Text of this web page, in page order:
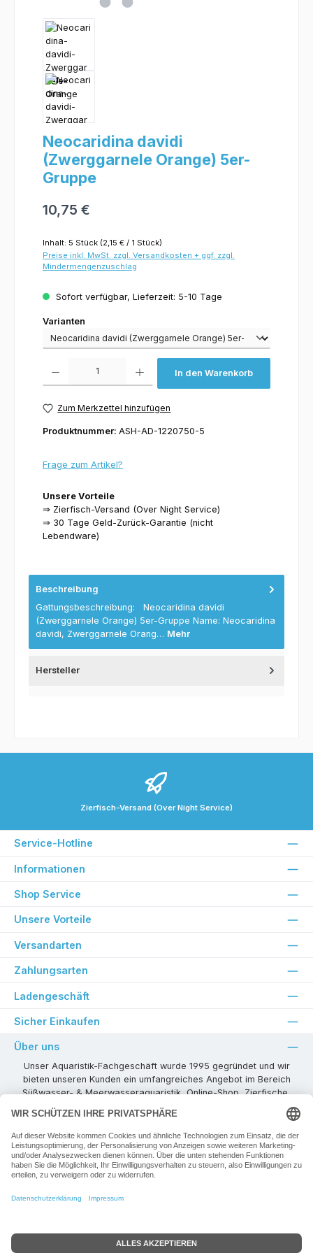
Neocaridina davidi
(Zwerggarnele Orange) 5er-
Gruppe
10,75 €
Inhalt: 5 Stück (2,15 € / 1 Stück)
Preise inkl. MwSt. zzgl. Versandkosten + ggf. zzgl.
Mindermengenzuschlag
Sofort verfügbar, Lieferzeit: 5-10 Tage
Varianten
Varianten
In den Warenkorb
Zum Merkzettel hinzufügen
Produktnummer: ASH-AD-1220750-5
Frage zum Artikel?
Unsere Vorteile
⇒ Zierfisch-Versand (Over Night Service)
⇒ 30 Tage Geld-Zurück-Garantie (nicht
Lebendware)
Beschreibung
Gattungsbeschreibung: Neocaridina davidi
(Zwerggarnele Orange) 5er-Gruppe Name: Neocaridina
davidi, Zwerggarnele Orang… Mehr
Hersteller
Zierfisch-Versand (Over Night Service)
Service-Hotline
Informationen
Shop Service
Unsere Vorteile
Versandarten
Zahlungsarten
Ladengeschäft
Sicher Einkaufen
Über uns
Unser Aquaristik-Fachgeschäft wurde 1995 gegründet und wir
bieten unseren Kunden ein umfangreiches Angebot im Bereich
Süßwasser- & Meerwasseraquaristik, Online-Shop, Zierfische,
Pflanzen, Aquarienkombinationen, Technikzubehör usw. ! Als
kompetenter Aquaristik-Fachhandelspartner stehen wir Ihnen für
alle Ihre Projekte und Einrichtungs- oder Besatzwünsche zur
Verfügung!
Besuchen Sie uns in unseren Räumlichkeiten oder senden Sie uns
Vertrag widerrufen